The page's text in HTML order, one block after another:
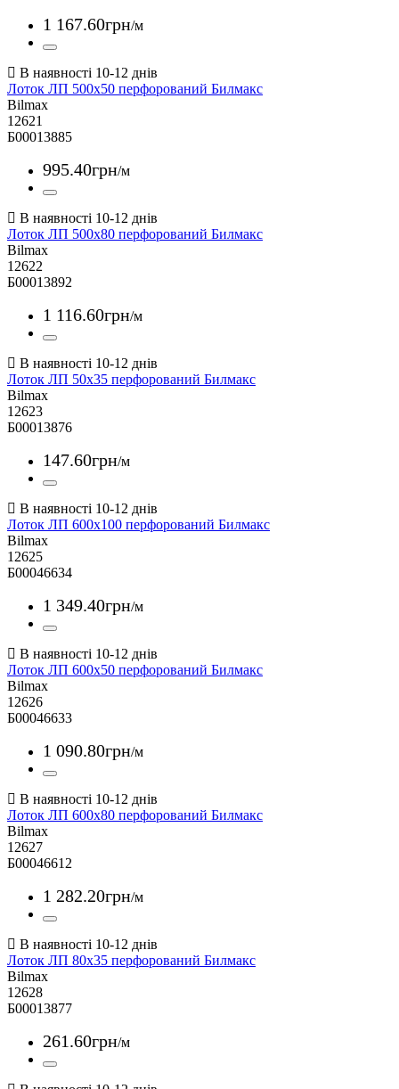
1 167.60грн/м
Лоток ЛП 500х50 перфорований Билмакс
Bilmax
12621
Б00013885
995.40грн/м
Лоток ЛП 500х80 перфорований Билмакс
Bilmax
12622
Б00013892
1 116.60грн/м
Лоток ЛП 50х35 перфорований Билмакс
Bilmax
12623
Б00013876
147.60грн/м
Лоток ЛП 600х100 перфорований Билмакс
Bilmax
12625
Б00046634
1 349.40грн/м
Лоток ЛП 600х50 перфорований Билмакс
Bilmax
12626
Б00046633
1 090.80грн/м
Лоток ЛП 600х80 перфорований Билмакс
Bilmax
12627
Б00046612
1 282.20грн/м
Лоток ЛП 80х35 перфорований Билмакс
Bilmax
12628
Б00013877
261.60грн/м